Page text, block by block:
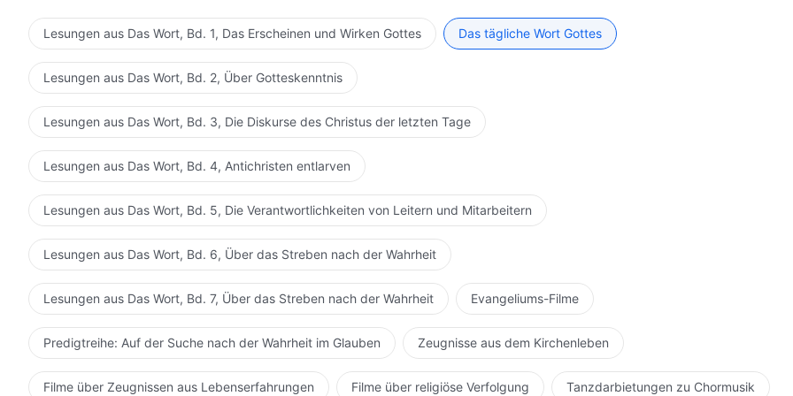
fleischgewordene Gott. Er will dies tun, also kann es kein Mensch ändern. Gott im Himmel greift nicht in das
ein, was der fleischgewordene Gott tut, ist das somit nicht erst recht ein Grund, weshalb sich die Menschen
Ihm unterwerfen sollten? Obwohl Er sowohl praktisch als auch normal ist, ist Er gänzlich der fleischgewordene
Gott. Auf Seinen eigenen Ideen beruhend tut Er, was immer Er will. Gott im Himmel hat Ihm alle Aufgaben
übergeben; was auch immer Er tut, du musst dich unterwerfen. Obgleich Er Menschlichkeit aufweist und sehr
normal ist, hat Er das alles bewusst veranlasst, wie also können die Menschen Ihn mit großen missbilligenden
Augen ansehen? Er will normal sein, also ist Er normal. Er will in Menschlichkeit leben, also lebt Er in
Menschlichkeit. Er will in Göttlichkeit leben, also lebt Er in Göttlichkeit. Die Menschen können es sehen, wie
auch immer sie wollen, doch Gott wird immer Gott sein, und die Menschen werden immer Menschen sein. Sein
Wesen kann man nicht wegen irgendeines nebensächlichen Details leugnen, noch kann Er wegen einer
Kleinigkeit aus der „Person“ Gottes hinausgestoßen werden. Menschen haben die Freiheit von Menschen, und
Gott hat die Würde von Gott; diese beeinträchtigen einander nicht. Können die Menschen Gott nicht ein wenig
Freiheit geben? Können sie es nicht hinnehmen, dass Gott ein wenig lockerer ist? Sei mit Gott nicht so streng!
Jeder sollte dem anderen gegenüber tolerant sein; wäre dann nicht alles geregelt? Gäbe es dann noch jegliche
Entfremdung? Wenn man so eine Kleinigkeit nicht tolerieren kann, wie können sie überhaupt daran denken, eine
großmütige Person oder ein wahrer Mensch zu sein? Es ist nicht Gott, der der Menschheit Schwierigkeiten
verursacht, sondern es ist die Menschheit, die Gott Schwierigkeiten verursacht. Immer handhaben sie die
von Gott im Himmel und Er ist wahrlich der Gott, der unter Menschen lebt. Die Menschen dürfen nicht den
einen verherrlichen, den sie verstehen können und der ihren eigenen Auffassungen von Gott entspricht,
während sie den einen, den sie nicht akzeptieren und den sie sich absolut nicht vorstellen können, als gering
erachten. All dies rührt von der Aufsässigkeit der Menschen; dies alles ist die Ursache des Widerstandes der
Menschheit gegen Gott.
Lesungen aus Das Wort, Bd. 1, Das Erscheinen und Wirken Gottes Das tägliche Wort Gottes
Lesungen aus Das Wort, Bd. 2, Über Gotteskenntnis
Lesungen aus Das Wort, Bd. 3, Die Diskurse des Christus der letzten Tage
Lesungen aus Das Wort, Bd. 4, Antichristen entlarven
Lesungen aus Das Wort, Bd. 5, Die Verantwortlichkeiten von Leitern und Mitarbeitern
Lesungen aus Das Wort, Bd. 6, Über das Streben nach der Wahrheit
Lesungen aus Das Wort, Bd. 7, Über das Streben nach der Wahrheit Evangeliums-Filme
Predigtreihe: Auf der Suche nach der Wahrheit im Glauben Zeugnisse aus dem Kirchenleben
Filme über Zeugnissen aus Lebenserfahrungen Filme über religiöse Verfolgung Tanzdarbietungen zu Chormusik